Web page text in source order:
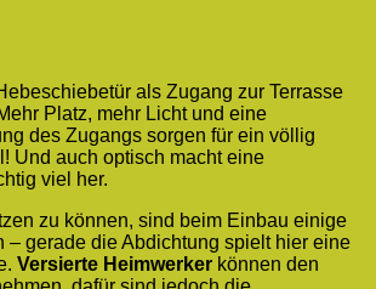
als Zugang zur Terrasse
Platz, mehr Licht und eine
des Zugangs sorgen für ein völlig
Und auch optisch macht eine
viel her.
zu können, sind beim Einbau einige
– gerade die Abdichtung spielt hier eine
Versierte Heimwerker können den